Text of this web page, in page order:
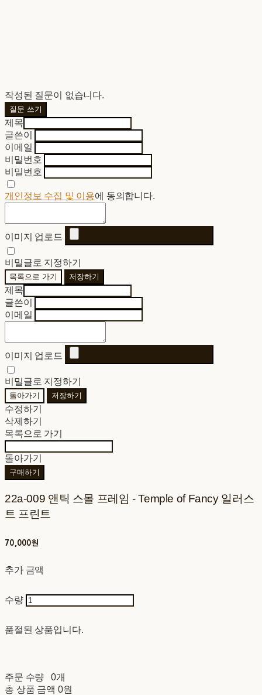
작성된 질문이 없습니다.
질문 쓰기
제목
글쓴이
이메일
비밀번호
비밀번호
개인정보 수집 및 이용에 동의합니다.
이미지 업로드
비밀글로 지정하기
목록으로 가기 저장하기
제목
글쓴이
이메일
이미지 업로드
비밀글로 지정하기
돌아가기 저장하기
수정하기
삭제하기
목록으로 가기
돌아가기
구매하기
22a-009 앤틱 스몰 프레임 - Temple of Fancy 일러스
트 프린트
70,000원
추가 금액
수량
품절된 상품입니다.
주문 수량
0개
총 상품 금액 0원